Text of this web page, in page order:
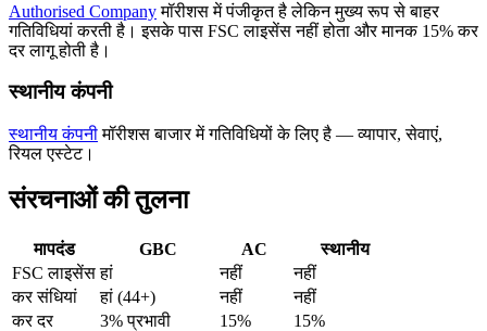
Authorised Companyमॉरीशस में पंजीकृत है लेकिन मुख्य रूप से बाहर
गतिविधियां करती है। इसके पास FSC लाइसेंस नहीं होता और मानक 15% कर
दर लागू होती है।
स्थानीय कंपनी
स्थानीय कंपनीमॉरीशस बाजार में गतिविधियों के लिए है — व्यापार, सेवाएं,
रियल एस्टेट।
संरचनाओं की तुलना
मापदंड GBC AC
स्थानीय
FSC लाइसेंस हां नहीं
नहीं
कर संधियां
हां (44+) नहीं
नहीं
कर दर
3% प्रभावी 15%
15%